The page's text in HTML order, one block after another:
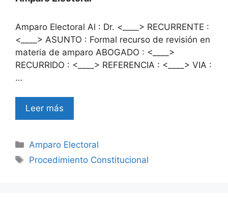
Amparo Electoral Al : Dr. <____> RECURRENTE :
<____> ASUNTO : Formal recurso de revisión en
materia de amparo ABOGADO : <____>
RECURRIDO : <____> REFERENCIA : <____> VIA :
…
Leer más
Categories
Amparo Electoral
Tags
Procedimiento Constitucional